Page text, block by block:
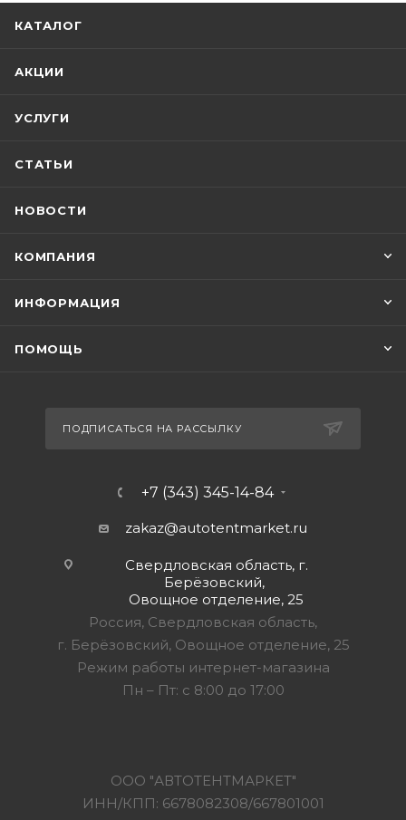
КАТАЛОГ
АКЦИИ
УСЛУГИ
СТАТЬИ
НОВОСТИ
КОМПАНИЯ
ИНФОРМАЦИЯ
ПОМОЩЬ
ПОДПИСАТЬСЯ НА РАССЫЛКУ
+7 (343) 345-14-84
zakaz@autotentmarket.ru
Свердловская область, г.
Берёзовский,
Овощное отделение, 25
Россия, Свердловская область,
г. Берёзовский, Овощное отделение, 25
Режим работы интернет-магазина
Пн – Пт: с 8:00 до 17:00
ООО "АВТОТЕНТМАРКЕТ"
ИНН/КПП: 6678082308/667801001